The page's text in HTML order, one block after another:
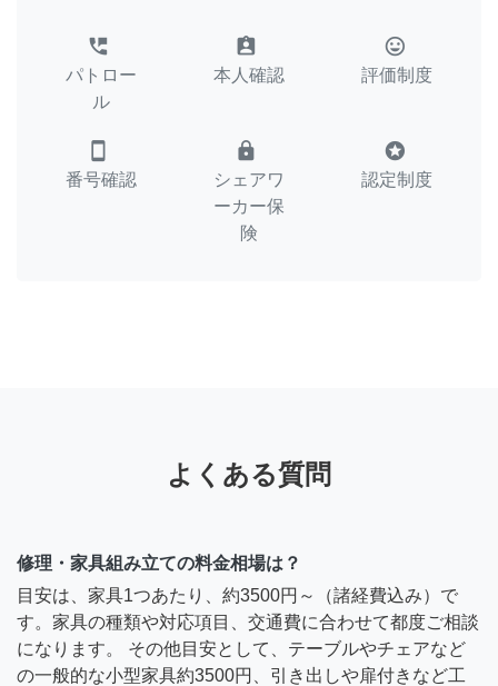
perm_phone_msg
パトロー
ル
assignment_ind
本人確認
tag_faces
評価制度
smartphone
番号確認
lock
シェアワ
ーカー保
険
stars
認定制度
よくある質問
修理・家具組み立ての料金相場は？
目安は、家具1つあたり、約3500円～（諸経費込み）で
す。家具の種類や対応項目、交通費に合わせて都度ご相談
になります。 その他目安として、テーブルやチェアなど
の一般的な小型家具約3500円、引き出しや扉付きなど工